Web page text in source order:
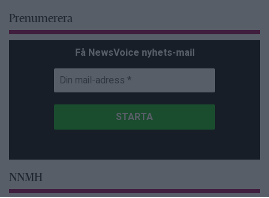
Prenumerera
Få NewsVoice nyhets-mail
NNMH